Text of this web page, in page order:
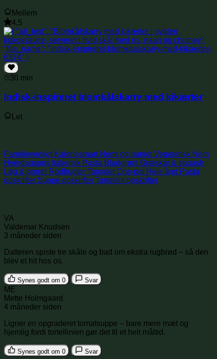
Mellem
4,5
30 min
Indisk-inspireret blomkålskarry med kikærter
Let
Familievenligt Kaloriesmart Nemt og hurtigt Vegetarisk Nem
Hverdagspris Italiensk Pasta Bladgrønt Græskar & squash
Løg & porrer Rodfrugter Tomater One-pot Hele året Pasta
opskrifter Suppe opskrifter Tortellini opskrifter
VA
Valdemar Knudsen
3 måneder siden
Datteren spiste tre skåle og bad om ekstra rugbrød – så den
blev et hit hos os.
Synes godt om 0 Svar
ME
Mette Holmgaard
4 måneder siden
Ligner en opgraderet tomatsuppe – bare mere mæt og
hjemlig fordi tortellinien gør det til et helt måltid.
Synes godt om 0 Svar